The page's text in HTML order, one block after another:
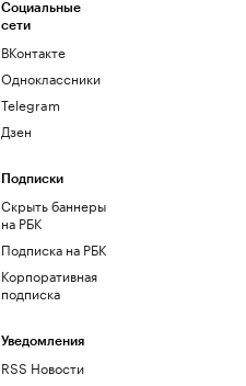
Социальные
сети
ВКонтакте
Одноклассники
Telegram
Дзен
Подписки
Скрыть баннеры
на РБК
Подписка на РБК
Корпоративная
подписка
Уведомления
RSS Новости